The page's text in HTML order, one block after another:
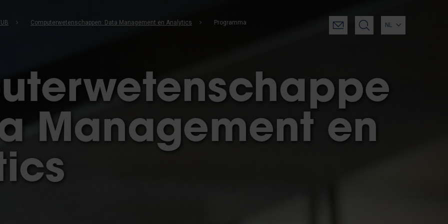
Computerwetenschappen: Data Management en Analytics Programma NL
Management en